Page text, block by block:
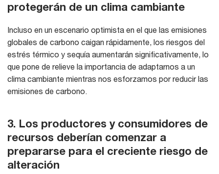
protegerán de un clima cambiante
Incluso en un escenario optimista en el que las emisiones
globales de carbono caigan rápidamente, los riesgos del
estrés térmico y sequía aumentarán significativamente, lo
que pone de relieve la importancia de adaptarnos a un
clima cambiante mientras nos esforzamos por reducir las
emisiones de carbono.
3. Los productores y consumidores de
recursos deberían comenzar a
prepararse para el creciente riesgo de
alteración